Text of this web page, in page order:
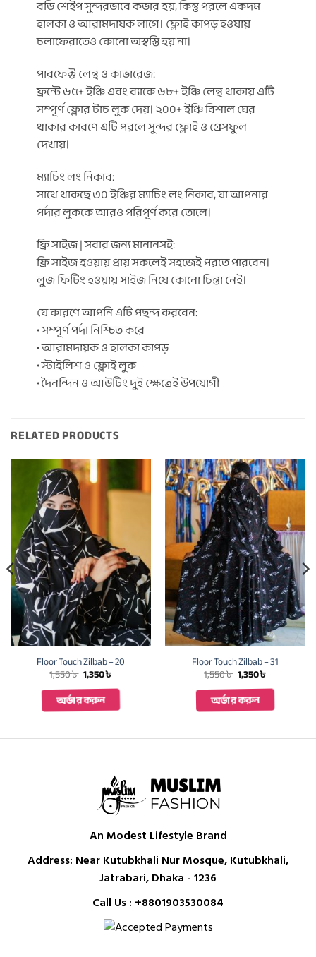
বডি শেইপ সুন্দরভাবে কভার হয়, কিন্তু পরলে একদম
হালকা ও আরামদায়ক লাগে। ফ্লোই কাপড় হওয়ায়
চলাফেরাতেও কোনো অস্বস্তি হয় না।
পারফেক্ট লেন্থ ও কাভারেজ:
ফ্রন্টে ৬৫+ ইঞ্চি এবং ব্যাকে ৬৮+ ইঞ্চি লেন্থ থাকায় এটি
সম্পূর্ণ ফ্লোর টাচ লুক দেয়। ২০০+ ইঞ্চি বিশাল ঘের
থাকার কারণে এটি পরলে সুন্দর ফ্লোই ও গ্রেসফুল
দেখায়।
ম্যাচিং লং নিকাব:
সাথে থাকছে ৩০ ইঞ্চির ম্যাচিং লং নিকাব, যা আপনার
পর্দার লুককে আরও পরিপূর্ণ করে তোলে।
ফ্রি সাইজ | সবার জন্য মানানসই:
ফ্রি সাইজ হওয়ায় প্রায় সকলেই সহজেই পরতে পারবেন।
লুজ ফিটিং হওয়ায় সাইজ নিয়ে কোনো চিন্তা নেই।
যে কারণে আপনি এটি পছন্দ করবেন:
• সম্পূর্ণ পর্দা নিশ্চিত করে
• আরামদায়ক ও হালকা কাপড়
• স্টাইলিশ ও ফ্লোই লুক
• দৈনন্দিন ও আউটিং দুই ক্ষেত্রেই উপযোগী
RELATED PRODUCTS
Floor Touch Zilbab – 20
1,550৳ Original
price
was:
1,550 ৳ .
1,350৳Current
is:
1,350 ৳ .
অর্ডার করুন
Floor Touch Zilbab – 31
1,550৳ Original
price
was:
1,550 ৳ .
1,350৳Current
is:
1,350 ৳ .
অর্ডার করুন
An Modest Lifestyle Brand
Address: Near Kutubkhali Nur Mosque, Kutubkhali,
Jatrabari, Dhaka - 1236
Call Us : +8801903530084